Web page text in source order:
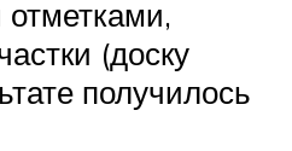
(доску
получилось